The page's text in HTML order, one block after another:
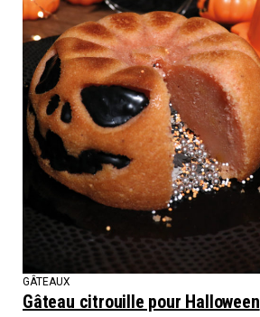
GÂTEAUX
Gâteau citrouille pour Halloween